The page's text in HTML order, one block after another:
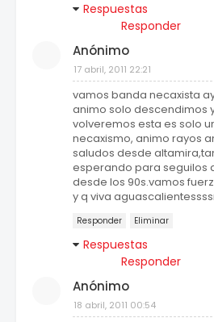
Respuestas
Responder
Anónimo
17 abril, 2011 22:21
vamos banda necaxista
animo solo descendimos
volveremos esta es solo
necaxismo, animo rayos
saludos desde
esperando para seguilos
desde los 90s.vamos
y q viva
Responder Eliminar
Respuestas
Responder
Anónimo
18 abril, 2011 00:54